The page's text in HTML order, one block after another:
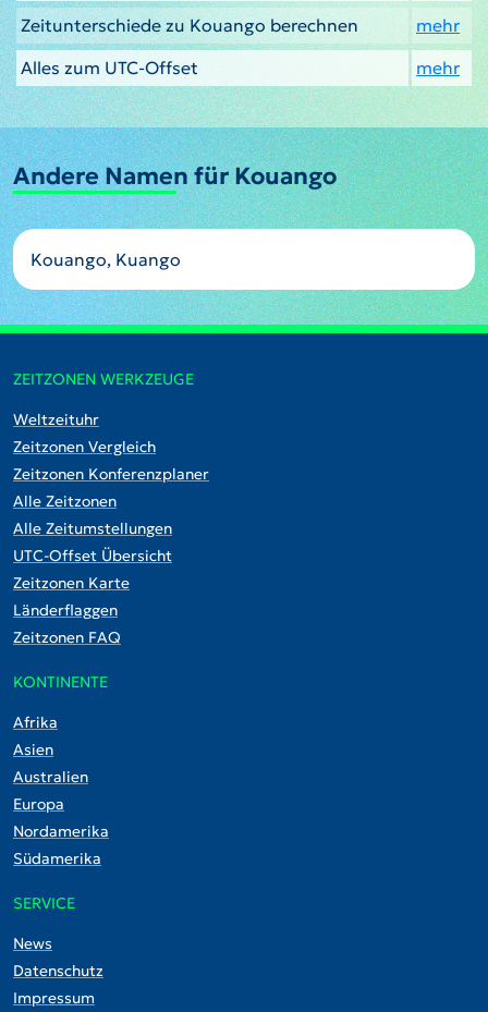
Zeitunterschiede zu Kouango berechnen
mehr
Alles zum UTC-Offset
mehr
Andere Namen für Kouango
Kouango, Kuango
ZEITZONEN WERKZEUGE
Weltzeituhr
Zeitzonen Vergleich
Zeitzonen Konferenzplaner
Alle Zeitzonen
Alle Zeitumstellungen
UTC-Offset Übersicht
Zeitzonen Karte
Länderflaggen
Zeitzonen FAQ
KONTINENTE
Afrika
Asien
Australien
Europa
Nordamerika
Südamerika
SERVICE
News
Datenschutz
Impressum